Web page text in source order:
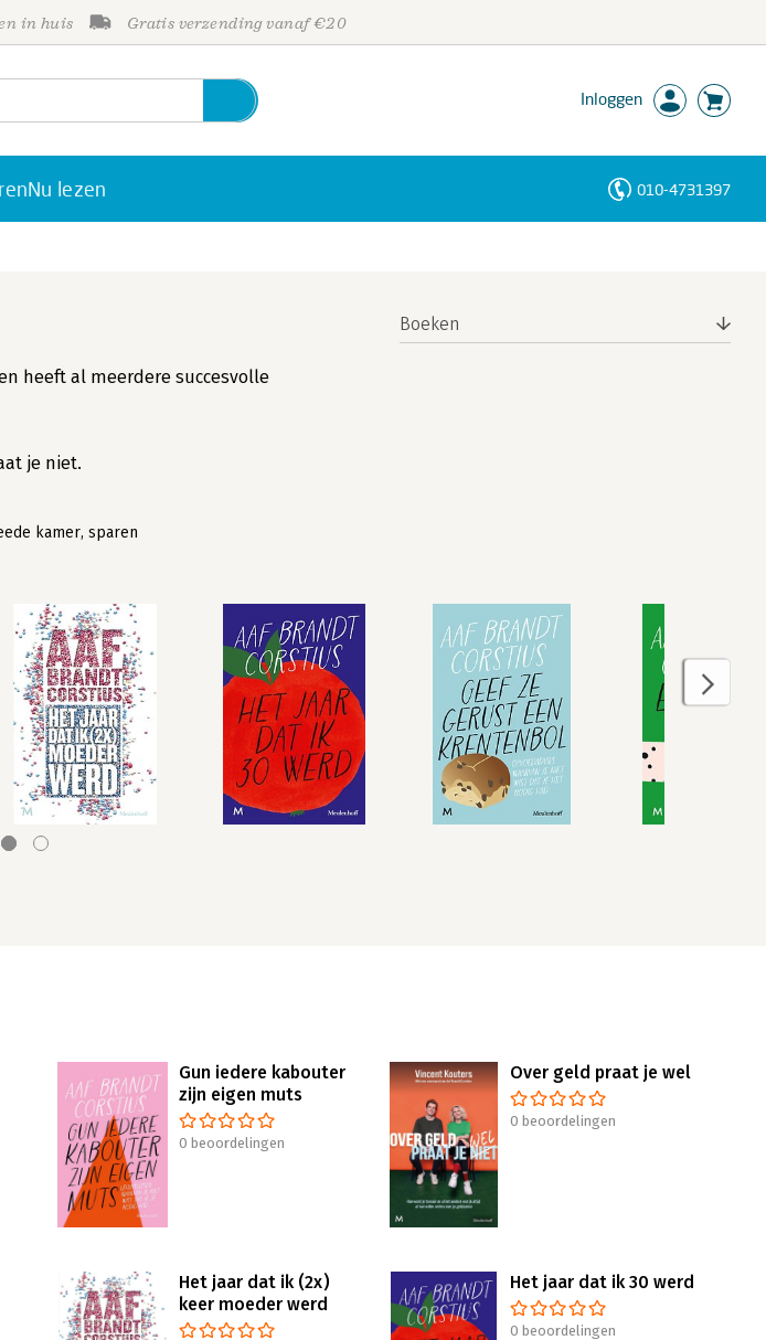
in huis Gratis verzending vanaf €20
Inloggen
Nu lezen 010-4731397
heeft al meerdere succesvolle
je niet.
kamer, sparen
Boeken
Gun iedere kabouter
zijn eigen muts
0 beoordelingen
Over geld praat je wel
0 beoordelingen
Het jaar dat ik (2x)
keer moeder werd
Het jaar dat ik 30 werd
0 beoordelingen
Personen